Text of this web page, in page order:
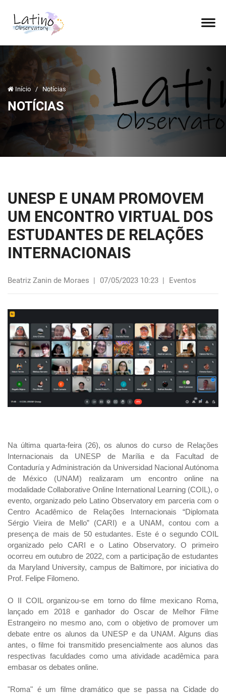
Início / Notícias
NOTÍCIAS
UNESP E UNAM PROMOVEM
UM ENCONTRO VIRTUAL DOS
ESTUDANTES DE RELAÇÕES
INTERNACIONAIS
Beatriz Zanin de Moraes | 07/05/2023 10:23 | Eventos
Na última quarta-feira (26), os alunos do curso de Relações
Internacionais da UNESP de Marília e da Facultad de
Contaduría y Administración da Universidad Nacional Autónoma
de México (UNAM) realizaram um encontro online na
modalidade Collaborative Online International Learning (COIL), o
evento, organizado pelo Latino Observatory em parceria com o
Centro Acadêmico de Relações Internacionais “Diplomata
Sérgio Vieira de Mello” (CARI) e a UNAM, contou com a
presença de mais de 50 estudantes. Este é o segundo COIL
organizado pelo CARI e o Latino Observatory. O primeiro
ocorreu em outubro de 2022, com a participação de estudantes
da Maryland University, campus de Baltimore, por iniciativa do
Prof. Felipe Filomeno.
O II COIL organizou-se em torno do filme mexicano Roma,
lançado em 2018 e ganhador do Oscar de Melhor Filme
Estrangeiro no mesmo ano, com o objetivo de promover um
debate entre os alunos da UNESP e da UNAM. Alguns dias
antes, o filme foi transmitido presencialmente aos alunos das
respectivas faculdades como uma atividade acadêmica para
embasar os debates online.
"Roma" é um filme dramático que se passa na Cidade do